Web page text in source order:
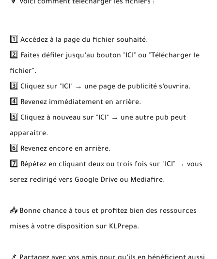
🔽 Voici comment télécharger les fichiers :
1️⃣ Accédez à la page du fichier souhaité.
2️⃣ Faites défiler jusqu’au bouton "ICI" ou "Télécharger le
fichier".
3️⃣ Cliquez sur "ICI" → une page de publicité s’ouvrira.
4️⃣ Revenez immédiatement en arrière.
5️⃣ Cliquez à nouveau sur "ICI" → une autre pub peut
apparaître.
6️⃣ Revenez encore en arrière.
7️⃣ Répétez en cliquant deux ou trois fois sur "ICI" → vous
serez redirigé vers Google Drive ou Mediafire.
📥 Bonne chance à tous et profitez bien des ressources
mises à votre disposition sur KLPrepa.